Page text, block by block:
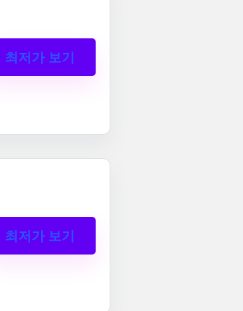
최저가 보기
최저가 보기